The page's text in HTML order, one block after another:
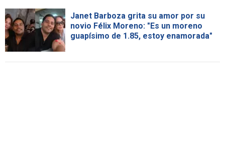
Janet Barboza grita su amor por su
novio Félix Moreno: "Es un moreno
guapísimo de 1.85, estoy enamorada"